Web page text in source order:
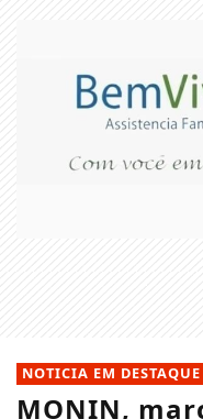
NOTICIA EM DESTAQUE
MONIN,